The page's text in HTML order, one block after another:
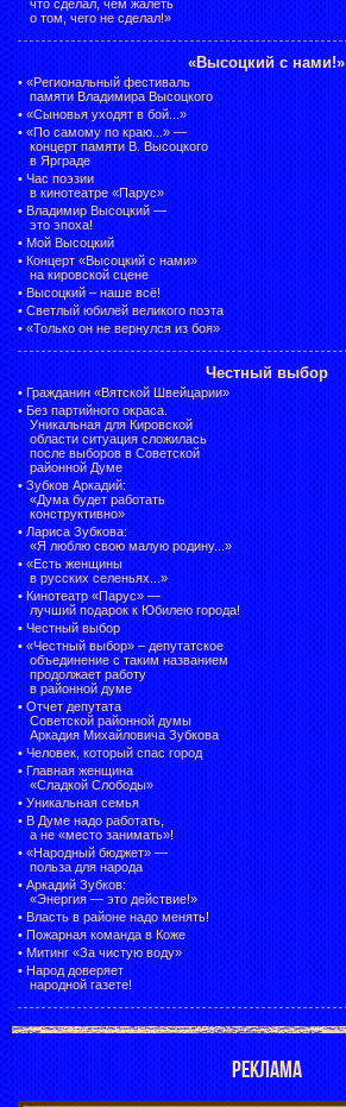
что сделал, чем жалеть
о том, чего не сделал!»
«Высоцкий с нами!»
• «Региональный фестиваль
памяти Владимира Высоцкого
• «Сыновья уходят в бой...»
• «По самому по краю...» —
концерт памяти В. Высоцкого
в Ярграде
• Час поэзии
в кинотеатре «Парус»
• Владимир Высоцкий —
это эпоха!
• Мой Высоцкий
• Концерт «Высоцкий с нами»
на кировской сцене
• Высоцкий – наше всё!
• Светлый юбилей великого поэта
• «Только он не вернулся из боя»
Честный выбор
• Гражданин «Вятской Швейцарии»
• Без партийного окраса.
Уникальная для Кировской
области ситуация сложилась
после выборов в Советской
районной Думе
• Зубков Аркадий:
«Дума будет работать
конструктивно»
• Лариса Зубкова:
«Я люблю свою малую родину...»
• «Есть женщины
в русских селеньях...»
• Кинотеатр «Парус» —
лучший подарок к Юбилею города!
• Честный выбор
• «Честный выбор» – депутатское
объединение с таким названием
продолжает работу
в районной думе
• Отчет депутата
Советской районной думы
Аркадия Михайловича Зубкова
• Человек, который спас город
• Главная женщина
«Сладкой Слободы»
• Уникальная семья
• В Думе надо работать,
а не «место занимать»!
• «Народный бюджет» —
польза для народа
• Аркадий Зубков:
«Энергия — это действие!»
• Власть в районе надо менять!
• Пожарная команда в Коже
• Митинг «За чистую воду»
• Народ доверяет
народной газете!
РЕКЛАМА